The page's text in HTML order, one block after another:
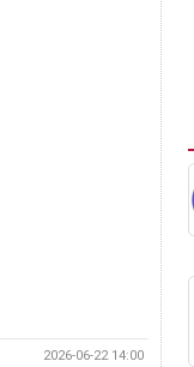
2026-06-22 14:00